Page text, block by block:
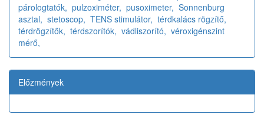
párologtatók, pulzoximéter, pusoximeter, Sonnenburg
asztal, stetoscop, TENS stimulátor, térdkalács rögzítő,
térdrögzítők, térdszorítók, vádliszorító, véroxigénszint
mérő,
Előzmények